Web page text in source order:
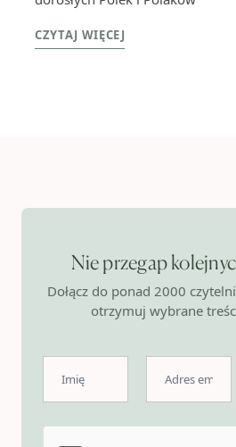
CZYTAJ WIĘCEJ
Nie przegap
Dołącz do ponad 2000
otrzymuj wybrane